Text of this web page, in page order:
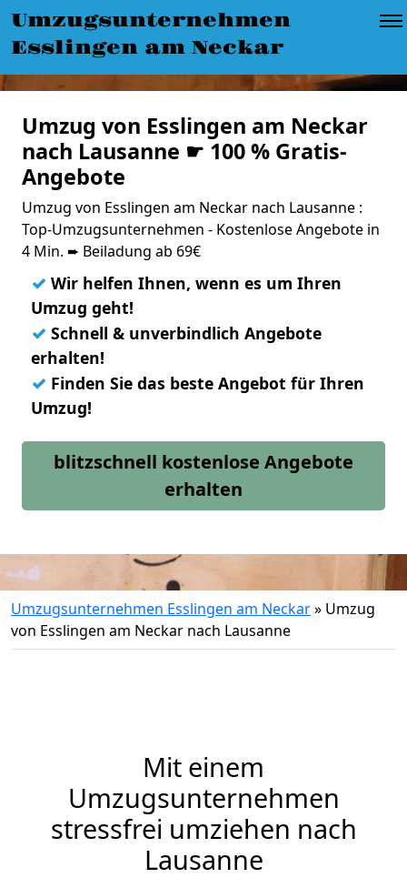
Umzugsunternehmen
Esslingen am Neckar
Umzug von Esslingen am Neckar
nach Lausanne ☛ 100 % Gratis-
Angebote
Umzug von Esslingen am Neckar nach Lausanne :
Top-Umzugsunternehmen - Kostenlose Angebote in
4 Min. ➨ Beiladung ab 69€
✓ Wir helfen Ihnen, wenn es um Ihren
Umzug geht!
✓ Schnell & unverbindlich Angebote
erhalten!
✓ Finden Sie das beste Angebot für Ihren
Umzug!
blitzschnell kostenlose Angebote
erhalten
Umzugsunternehmen Esslingen am Neckar» Umzug
von Esslingen am Neckar nach Lausanne
Mit einem
Umzugsunternehmen
stressfrei umziehen nach
Lausanne